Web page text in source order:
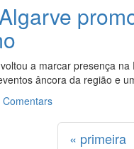
a marcar presença
âncora da região e
Comentars
« primeira